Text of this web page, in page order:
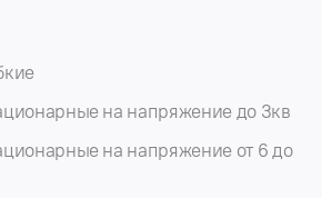
на напряжение до 3кв
на напряжение от 6 до